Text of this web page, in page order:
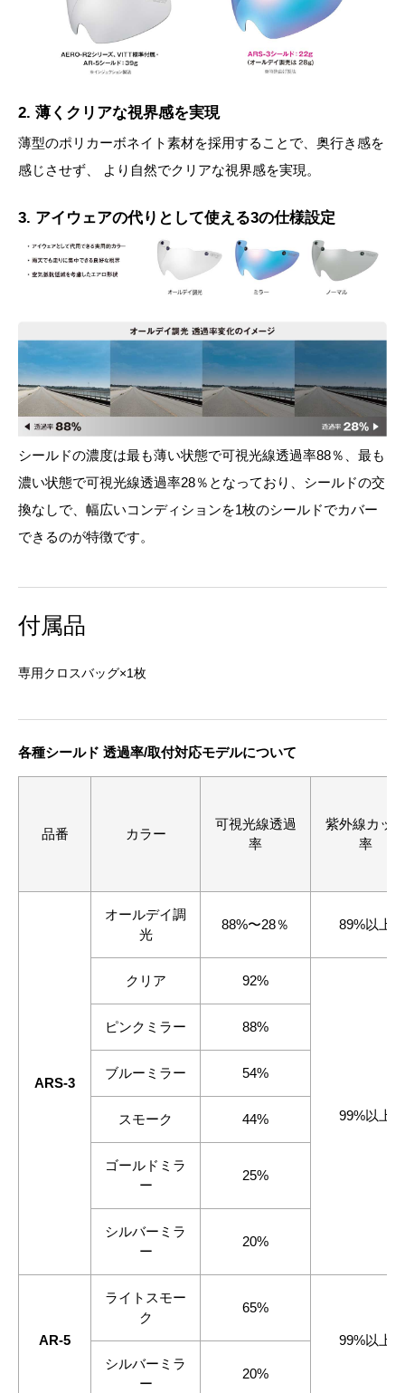
2. 薄くクリアな視界感を実現
薄型のポリカーボネイト素材を採用することで、奥行き感を
感じさせず、 より自然でクリアな視界感を実現。
3. アイウェアの代りとして使える3の仕様設定
シールドの濃度は最も薄い状態で可視光線透過率88％、最も
濃い状態で可視光線透過率28％となっており、シールドの交
換なしで、幅広いコンディションを1枚のシールドでカバー
できるのが特徴です。
付属品
専用クロスバッグ×1枚
各種シールド 透過率/取付対応モデルについて
品番 カラー
可視光線透過
率
紫外線カッ
率
ARS-3
オールデイ調
光
88%〜28％ 89%以上
クリア 92%
99%以上
ピンクミラー 88%
ブルーミラー 54%
スモーク 44%
ゴールドミラ
ー
25%
シルバーミラ
ー
20%
AR-5
ライトスモー
ク
65%
99%以上
シルバーミラ
ー
20%